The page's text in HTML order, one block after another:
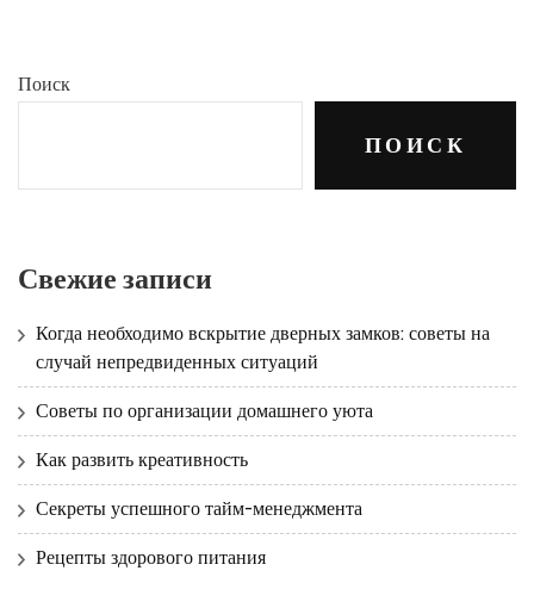
Поиск
ПОИСК
Свежие записи
Когда необходимо вскрытие дверных замков: советы на
случай непредвиденных ситуаций
Советы по организации домашнего уюта
Как развить креативность
Секреты успешного тайм-менеджмента
Рецепты здорового питания